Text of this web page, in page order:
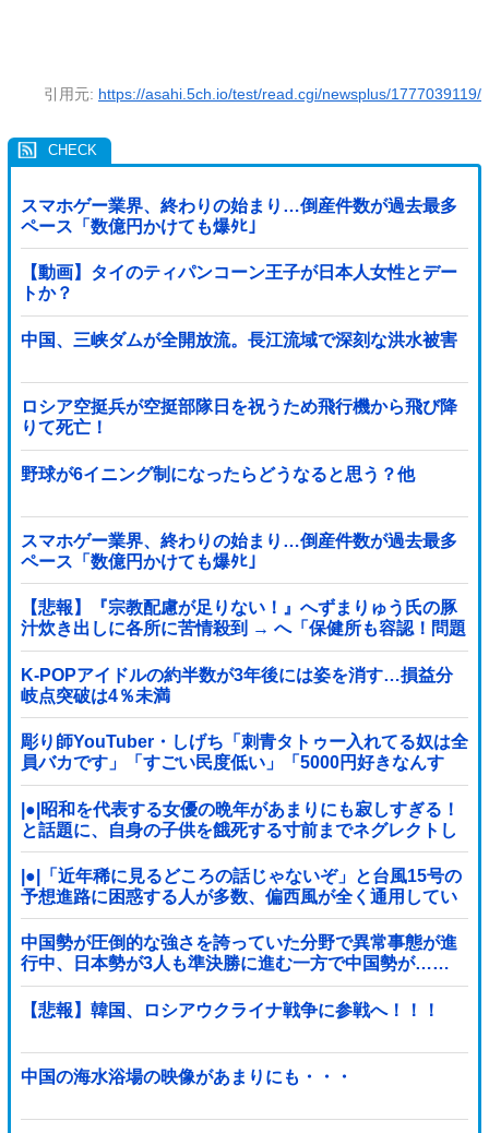
引用元: https://asahi.5ch.io/test/read.cgi/newsplus/1777039119/
スマホゲー業界、終わりの始まり…倒産件数が過去最多
ペース「数億円かけても爆ﾀﾋ」
【動画】タイのティパンコーン王子が日本人女性とデー
トか？
中国、三峡ダムが全開放流。長江流域で深刻な洪水被害
ロシア空挺兵が空挺部隊日を祝うため飛行機から飛び降
りて死亡！
野球が6イニング制になったらどうなると思う？他
スマホゲー業界、終わりの始まり…倒産件数が過去最多
ペース「数億円かけても爆ﾀﾋ」
【悲報】『宗教配慮が足りない！』へずまりゅう氏の豚
汁炊き出しに各所に苦情殺到 → へ「保健所も容認！問題
なし！」ｗｗｗｗｗｗｗｗｗｗｗｗｗｗ
K-POPアイドルの約半数が3年後には姿を消す…損益分
岐点突破は4％未満
彫り師YouTuber・しげち「刺青タトゥー入れてる奴は全
員バカです」「すごい民度低い」「5000円好きなんす
よ、バカって」
|●|昭和を代表する女優の晩年があまりにも寂しすぎる！
と話題に、自身の子供を餓死する寸前までネグレクトし
た挙句……
|●|「近年稀に見るどころの話じゃないぞ」と台風15号の
予想進路に困惑する人が多数、偏西風が全く通用してい
ないんだけど……
中国勢が圧倒的な強さを誇っていた分野で異常事態が進
行中、日本勢が3人も準決勝に進む一方で中国勢が……
【悲報】韓国、ロシアウクライナ戦争に参戦へ！！！
中国の海水浴場の映像があまりにも・・・